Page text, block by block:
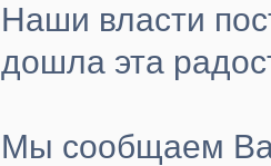
Наши власти
дошла эта
Мы сообщаем